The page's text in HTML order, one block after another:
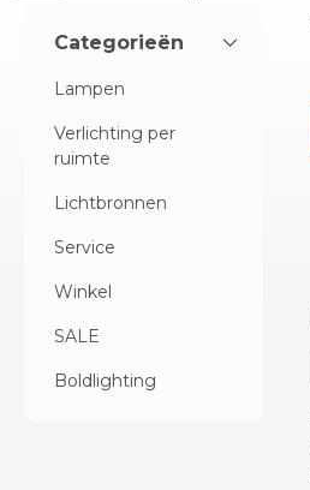
Categorieën
Lampen
Verlichting per
ruimte
Lichtbronnen
Service
Winkel
SALE
Boldlighting